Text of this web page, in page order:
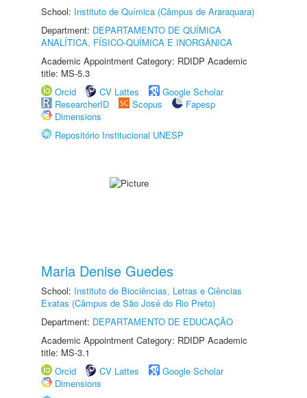
School: Instituto de Química (Câmpus de Araraquara)
Department: DEPARTAMENTO DE QUÍMICA
ANALÍTICA, FÍSICO-QUÍMICA E INORGÂNICA
Academic Appointment Category: RDIDP Academic
title: MS-5.3
Orcid
CV Lattes
Google Scholar
ResearcherID
Scopus
Fapesp
Dimensions
Repositório Institucional UNESP
Maria Denise Guedes
School: Instituto de Biociências, Letras e Ciências
Exatas (Câmpus de São José do Rio Preto)
Department: DEPARTAMENTO DE EDUCAÇÃO
Academic Appointment Category: RDIDP Academic
title: MS-3.1
Orcid
CV Lattes
Google Scholar
Dimensions